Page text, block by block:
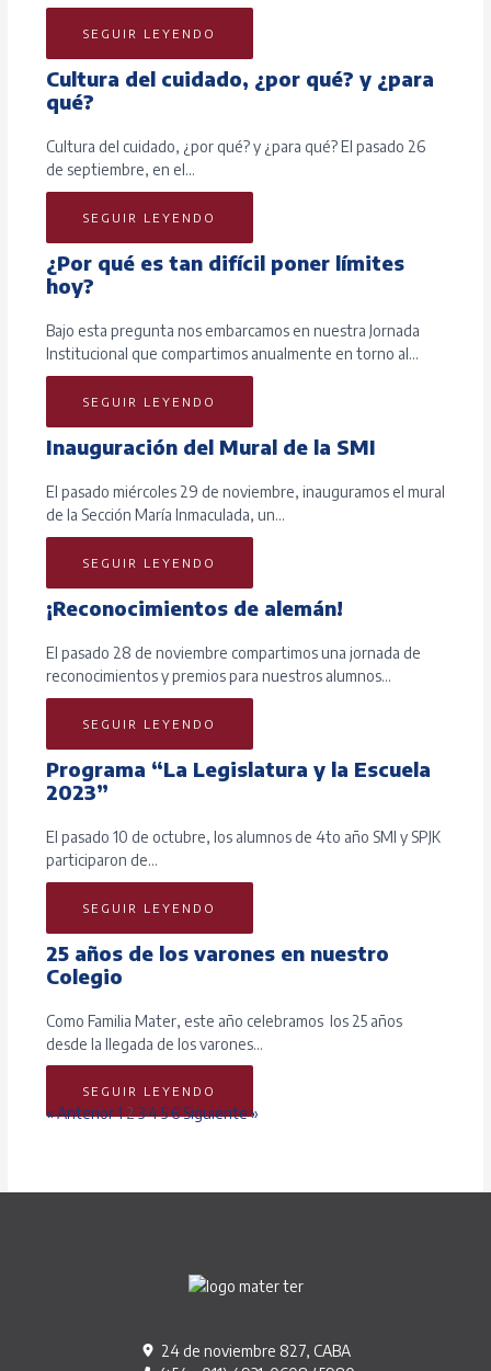
SEGUIR LEYENDO
Cultura del cuidado, ¿por qué? y ¿para
qué?
Cultura del cuidado, ¿por qué? y ¿para qué? El pasado 26
de septiembre, en el…
SEGUIR LEYENDO
¿Por qué es tan difícil poner límites
hoy?
Bajo esta pregunta nos embarcamos en nuestra Jornada
Institucional que compartimos anualmente en torno al…
SEGUIR LEYENDO
Inauguración del Mural de la SMI
El pasado miércoles 29 de noviembre, inauguramos el mural
de la Sección María Inmaculada, un…
SEGUIR LEYENDO
¡Reconocimientos de alemán!
El pasado 28 de noviembre compartimos una jornada de
reconocimientos y premios para nuestros alumnos…
SEGUIR LEYENDO
Programa “La Legislatura y la Escuela
2023”
El pasado 10 de octubre, los alumnos de 4to año SMI y SPJK
participaron de…
SEGUIR LEYENDO
25 años de los varones en nuestro
Colegio
Como Familia Mater, este año celebramos los 25 años
desde la llegada de los varones…
SEGUIR LEYENDO
« Anterior123456Siguiente »
24 de noviembre 827, CABA